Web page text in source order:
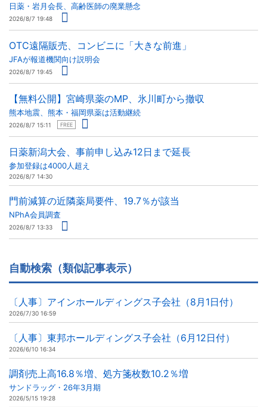
日薬・岩月会長、高齢医師の廃業懸念
2026/8/7 19:48
OTC遠隔販売、コンビニに「大きな前進」
JFAが報道機関向け説明会
2026/8/7 19:45
【無料公開】宮崎県薬のMP、氷川町から撤収
熊本地震、熊本・福岡県薬は活動継続
2026/8/7 15:11 FREE
日薬新潟大会、事前申し込み12日まで延長
参加登録は4000人超え
2026/8/7 14:30
門前減算の近隣薬局要件、19.7％が該当
NPhA会員調査
2026/8/7 13:33
自動検索（類似記事表示）
〔人事〕アインホールディングス子会社（8月1日付）
2026/7/30 16:59
〔人事〕東邦ホールディングス子会社（6月12日付）
2026/6/10 16:34
調剤売上高16.8％増、処方箋枚数10.2％増
サンドラッグ・26年3月期
2026/5/15 19:28